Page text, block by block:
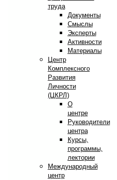
труда
Документы
Смыслы
Эксперты
Активности
Материалы
Центр
Комплексного
Развития
Личности
(ЦКРЛ)
О
центре
Руководители
центра
Курсы,
программы,
лектории
Международный
центр